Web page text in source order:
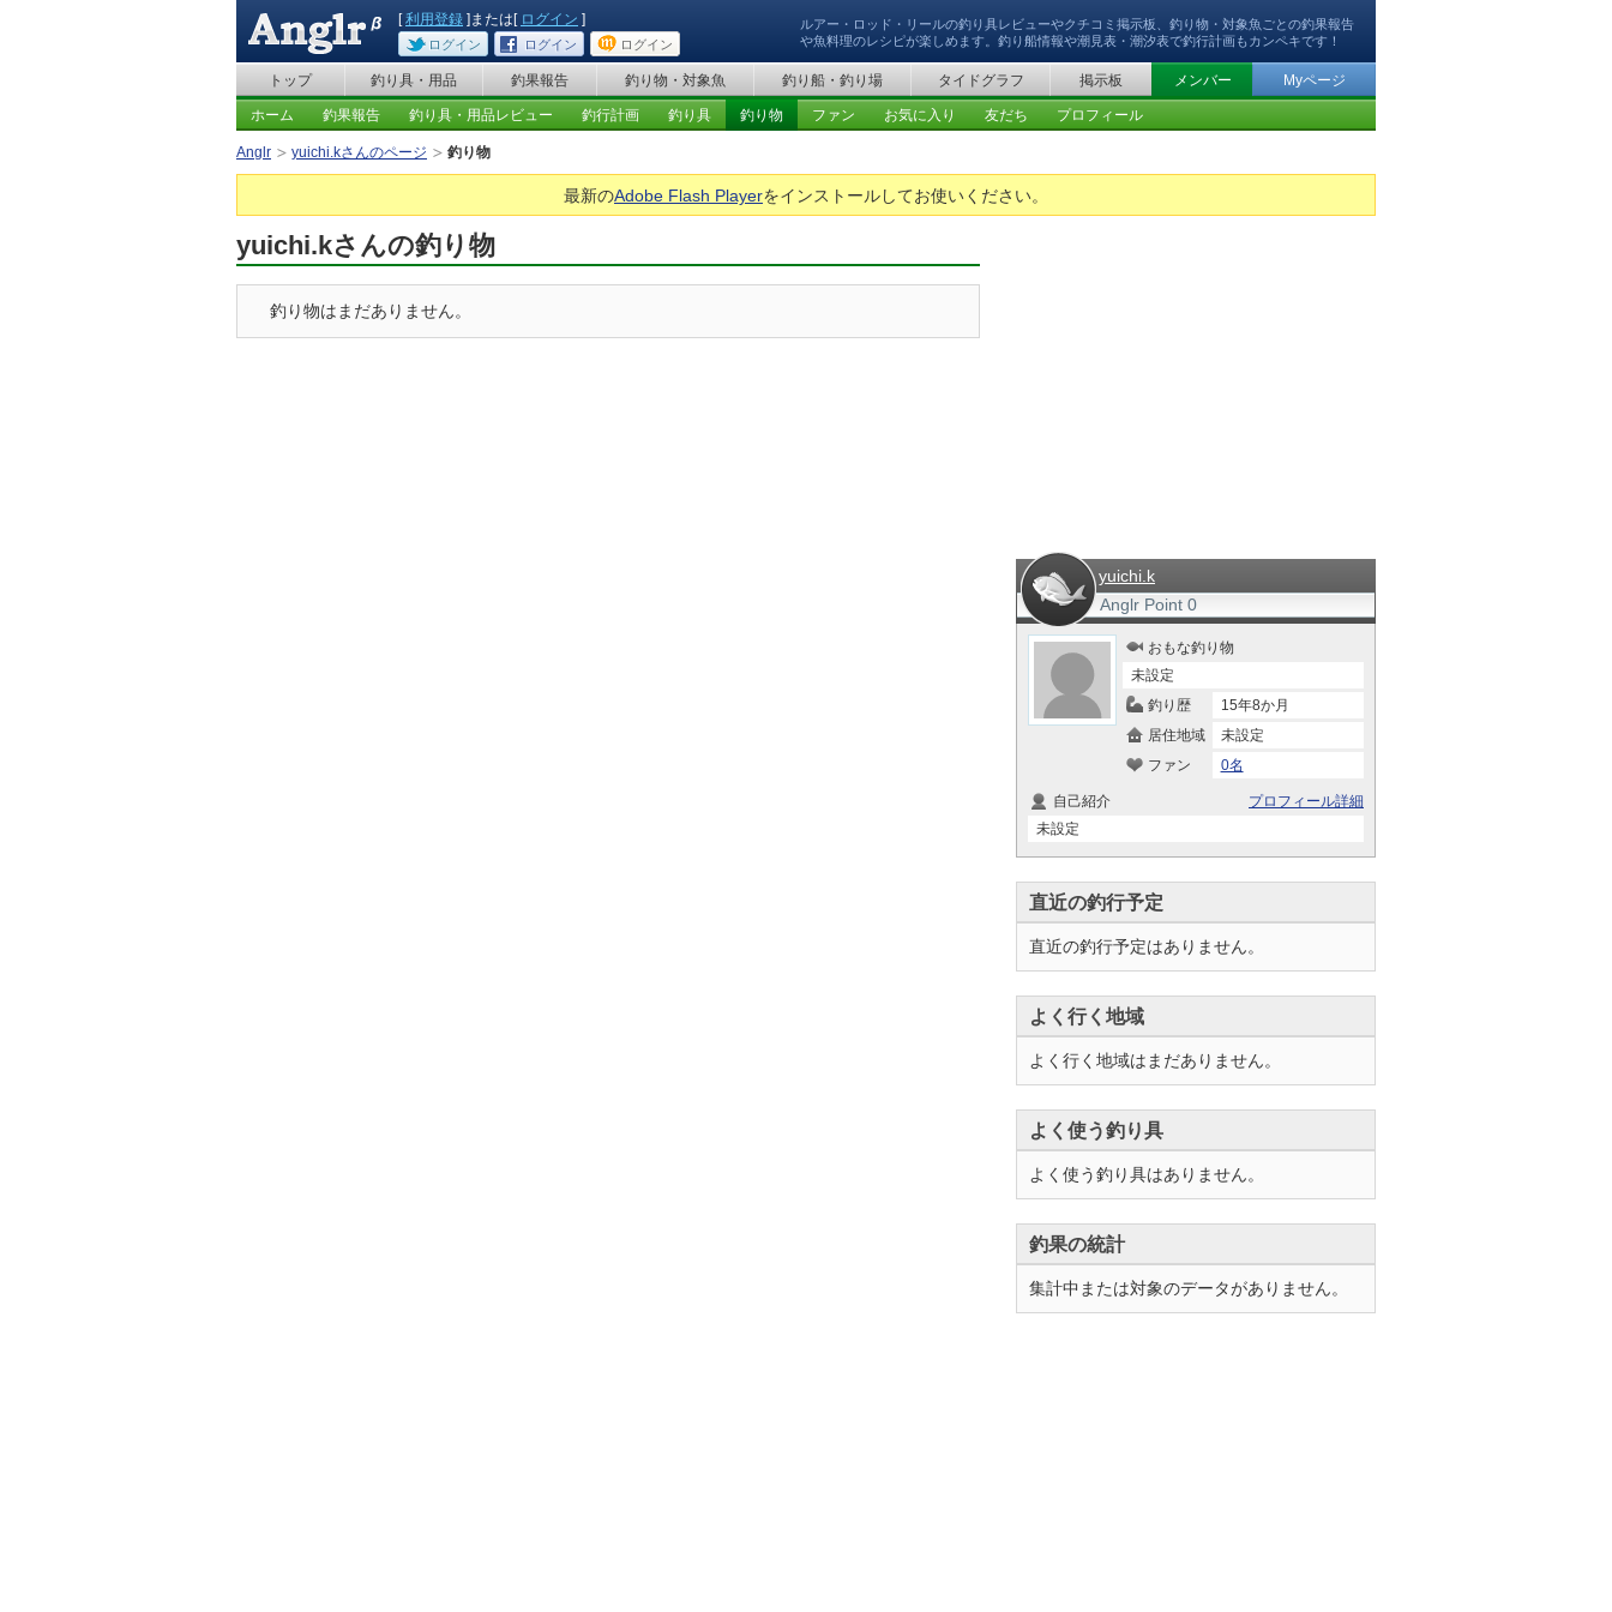
ルアー・ロッド・リールの釣り具レビューやクチコミ掲示板、釣り物・対象魚ごとの釣果報告
や魚料理のレシピが楽しめます。釣り船情報や潮見表・潮汐表で釣行計画もカンペキです！
[利用登録 ]または[ ログイン ]
ログイン ログイン ログイン
トップ 釣り具・用品 釣果報告 釣り物・対象魚 釣り船・釣り場 タイドグラフ 掲示板 メンバー Myページ
ホーム 釣果報告 釣り具・用品レビュー 釣行計画 釣り具 釣り物 ファン お気に入り 友だち プロフィール
Anglr yuichi.kさんのページ 釣り物
最新のAdobe Flash Playerをインストールしてお使いください。
yuichi.kさんの釣り物
釣り物はまだありません。
yuichi.k
Anglr Point 0
おもな釣り物
未設定
釣り歴
15年8か月
居住地域
未設定
ファン
0名
プロフィール詳細
自己紹介
未設定
直近の釣行予定
直近の釣行予定はありません。
よく行く地域
よく行く地域はまだありません。
よく使う釣り具
よく使う釣り具はありません。
釣果の統計
集計中または対象のデータがありません。